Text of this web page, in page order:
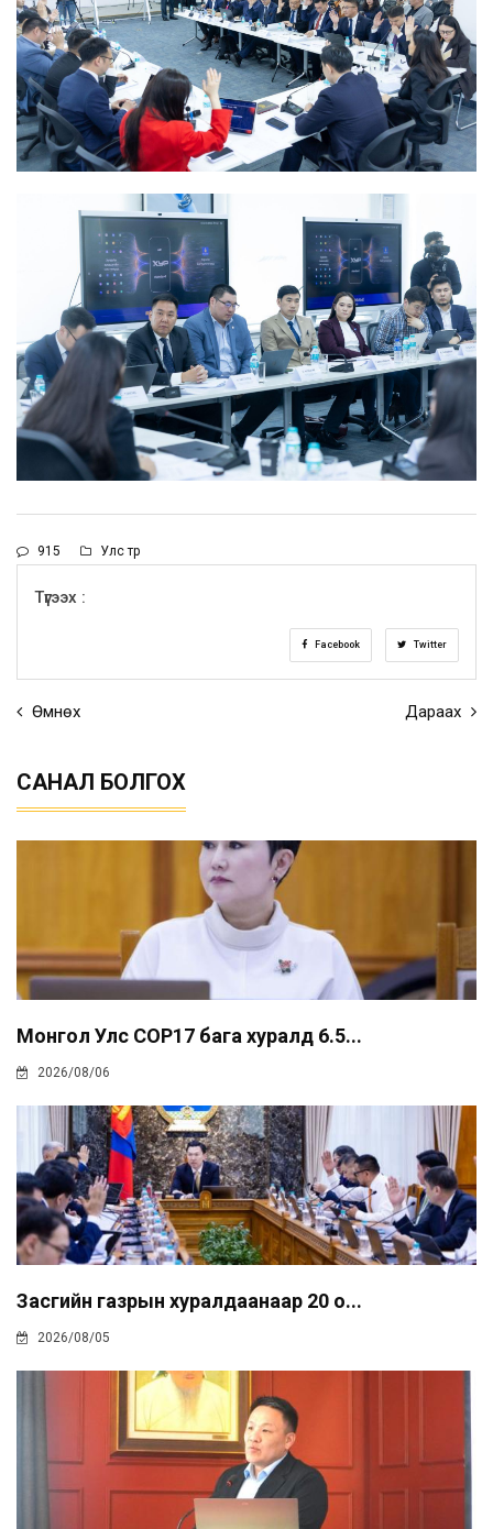
915 Улс төр
Түгээх :
Facebook Twitter
Өмнөх Дараах
САНАЛ БОЛГОХ
Монгол Улс COP17 бага хуралд 6.5...
2026/08/06
Засгийн газрын хуралдаанаар 20 о...
2026/08/05